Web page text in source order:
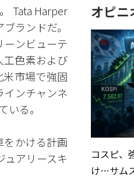
Tata Harper
ランドだ。
ーンビューテ
工色素および
市場で強固
インチャンネ
る。
かける計画
ュアリースキ
オピニ
コスピ、
け…サム